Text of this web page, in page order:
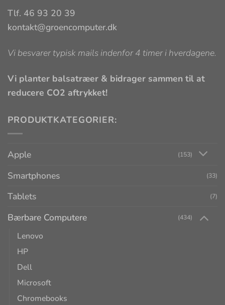
Tlf. 46 93 20 39
kontakt@groencomputer.dk
Vi besvarer typisk mails indenfor 4 timer i hverdagene.
Vi planter balsatræer & bidrager sammen til at
reducere CO2 aftrykket!
PRODUKTKATEGORIER:
Apple (153)
Smartphones (33)
Tablets (7)
Bærbare Computere (434)
Lenovo
HP
Dell
Microsoft
Chromebooks